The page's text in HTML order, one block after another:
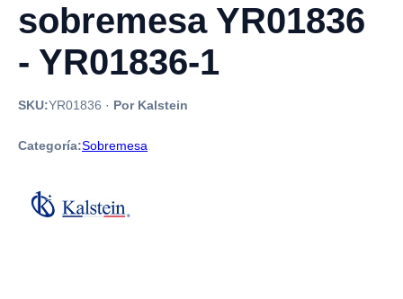
sobremesa YR01836
- YR01836-1
SKU:YR01836 · Por Kalstein
Categoría:Sobremesa